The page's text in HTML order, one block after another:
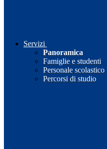
Servizi
Panoramica
Famiglie e studenti
Personale scolastico
Percorsi di studio